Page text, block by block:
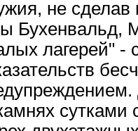
не
Бухенвальд,
лагерей" -
сутками